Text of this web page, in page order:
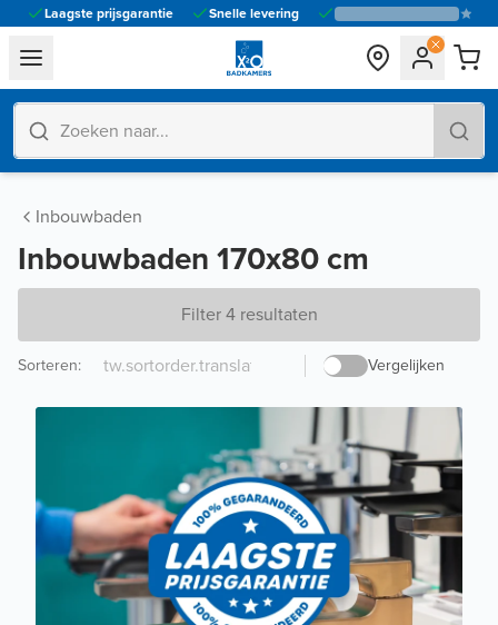
Laagste prijsgarantie Snelle levering
general.navigation.toggle_menu.label
Inbouwbaden
Inbouwbaden 170x80 cm
Filter 4 resultaten
Vergelijken
Sorteren: